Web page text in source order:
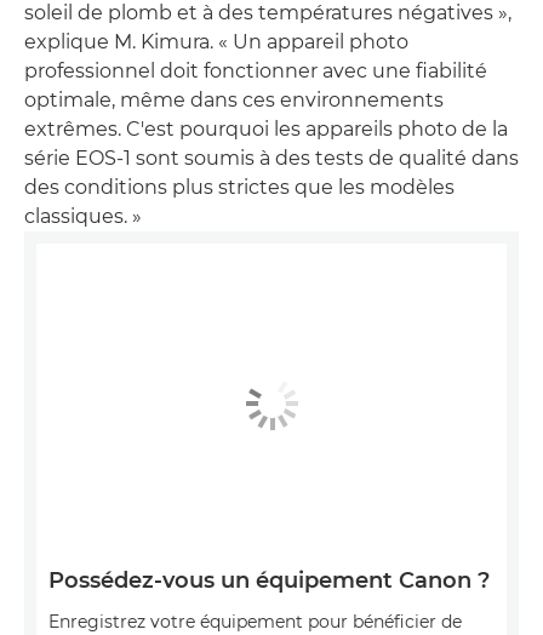
soleil de plomb et à des températures négatives »,
explique M. Kimura. « Un appareil photo
professionnel doit fonctionner avec une fiabilité
optimale, même dans ces environnements
extrêmes. C'est pourquoi les appareils photo de la
série EOS-1 sont soumis à des tests de qualité dans
des conditions plus strictes que les modèles
classiques. »
Possédez-vous un équipement Canon ?
Enregistrez votre équipement pour bénéficier de